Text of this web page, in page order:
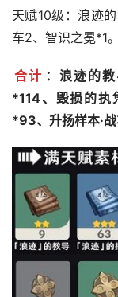
天赋10级：浪迹
车2、智识之冕*1。
合计 ：浪迹的
*114、毁损的
*93、升扬样本·